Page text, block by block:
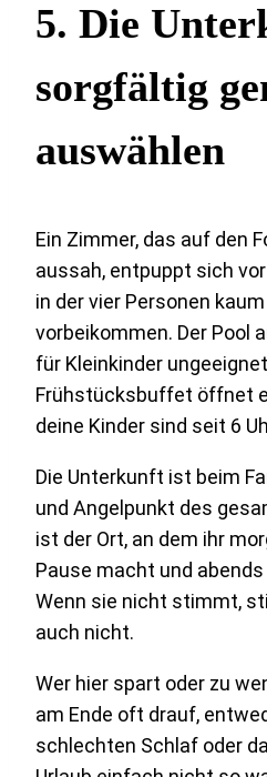
5. Die
sorgfältig
auswählen
Ein Zimmer, das auf den
aussah, entpuppt sich
in der vier Personen
vorbeikommen. Der Pool
für Kleinkinder
Frühstücksbuffet öffnet
deine Kinder sind seit 6
Die Unterkunft ist beim
und Angelpunkt des
ist der Ort, an dem ihr
Pause macht und
Wenn sie nicht stimmt,
auch nicht.
Wer hier spart oder zu
am Ende oft drauf,
schlechten Schlaf oder